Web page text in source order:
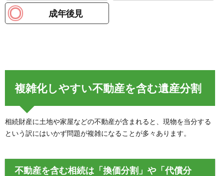
成年後見
複雑化しやすい不動産を含む遺産分割
相続財産に土地や家屋などの不動産が含まれると、現物を当分する
という訳にはいかず問題が複雑になることが多々あります。
不動産を含む相続は「換価分割」や「代償分